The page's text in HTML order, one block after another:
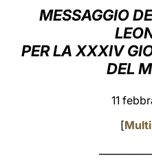
MESSAGGIO
PER LA XXXIV
DEL
11
[